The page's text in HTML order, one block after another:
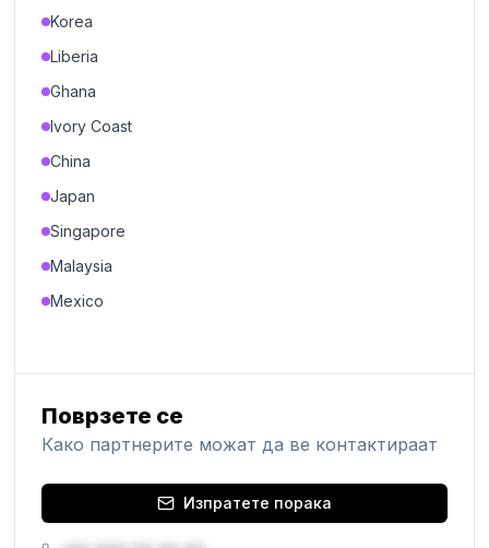
Korea
Liberia
Ghana
Ivory Coast
China
Japan
Singapore
Malaysia
Mexico
Поврзете се
Како партнерите можат да ве контактираат
Изпратете порака